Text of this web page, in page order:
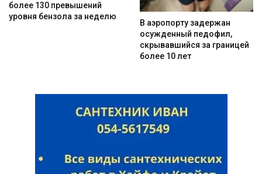
более 130 превышений
уровня бензола за неделю
В аэропорту задержан
осужденный педофил,
скрывавшийся за границей
более 10 лет